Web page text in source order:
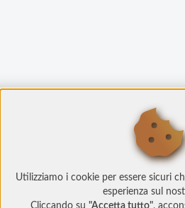
Utilizziamo i cookie per essere sicuri
esperienza sul
Cliccando su "Accetta tutto",